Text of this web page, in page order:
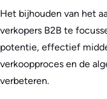
Het bijhouden van het
verkopers B2B te
potentie, effectief
verkoopproces en de
verbeteren.